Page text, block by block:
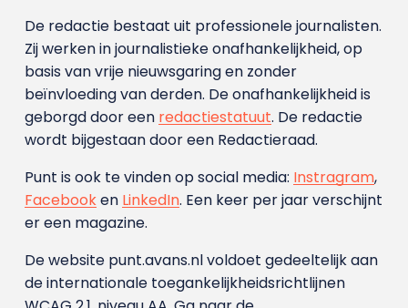
De redactie bestaat uit professionele journalisten.
Zij werken in journalistieke onafhankelijkheid, op
basis van vrije nieuwsgaring en zonder
beïnvloeding van derden. De onafhankelijkheid is
geborgd door een redactiestatuut. De redactie
wordt bijgestaan door een Redactieraad.
Punt is ook te vinden op social media: Instragram,
Facebooken LinkedIn. Een keer per jaar verschijnt
er een magazine.
De website punt.avans.nl voldoet gedeeltelijk aan
de internationale toegankelijkheidsrichtlijnen